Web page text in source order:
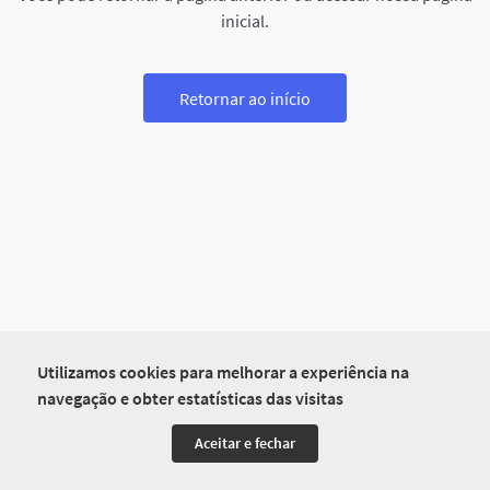
Utilizamos cookies para melhorar a experiência na
navegação e obter estatísticas das visitas
Aceitar e fechar
inicial.
Retornar ao início